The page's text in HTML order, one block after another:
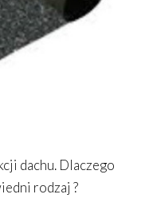
dachu. Dlaczego
rodzaj ?